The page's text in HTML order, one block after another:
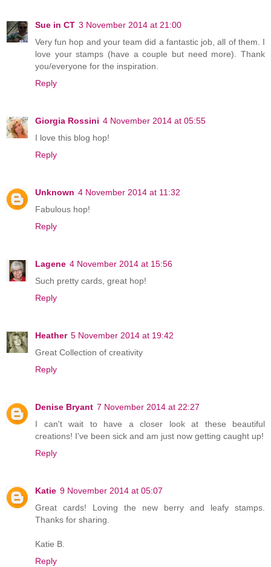
Sue in CT 3 November 2014 at 21:00
Very fun hop and your team did a fantastic job, all of them. I
love your stamps (have a couple but need more). Thank
you/everyone for the inspiration.
Reply
Giorgia Rossini 4 November 2014 at 05:55
I love this blog hop!
Reply
Unknown 4 November 2014 at 11:32
Fabulous hop!
Reply
Lagene 4 November 2014 at 15:56
Such pretty cards, great hop!
Reply
Heather 5 November 2014 at 19:42
Great Collection of creativity
Reply
Denise Bryant 7 November 2014 at 22:27
I can't wait to have a closer look at these beautiful
creations! I've been sick and am just now getting caught up!
Reply
Katie 9 November 2014 at 05:07
Great cards! Loving the new berry and leafy stamps.
Thanks for sharing.
Katie B.
Reply